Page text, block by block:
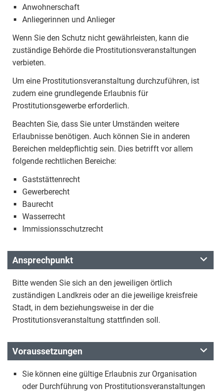
Anwohnerschaft
Anliegerinnen und Anlieger
Wenn Sie den Schutz nicht gewährleisten, kann die
zuständige Behörde die Prostitutionsveranstaltungen
verbieten.
Um eine Prostitutionsveranstaltung durchzuführen, ist
zudem eine grundlegende Erlaubnis für
Prostitutionsgewerbe erforderlich.
Beachten Sie, dass Sie unter Umständen weitere
Erlaubnisse benötigen. Auch können Sie in anderen
Bereichen meldepflichtig sein. Dies betrifft vor allem
folgende rechtlichen Bereiche:
Gaststättenrecht
Gewerberecht
Baurecht
Wasserrecht
Immissionsschutzrecht
Ansprechpunkt
Bitte wenden Sie sich an den jeweiligen örtlich
zuständigen Landkreis oder an die jeweilige kreisfreie
Stadt, in dem beziehungsweise in der die
Prostitutionsveranstaltung stattfinden soll.
Voraussetzungen
Sie können eine gültige Erlaubnis zur Organisation
oder Durchführung von Prostitutionsveranstaltungen